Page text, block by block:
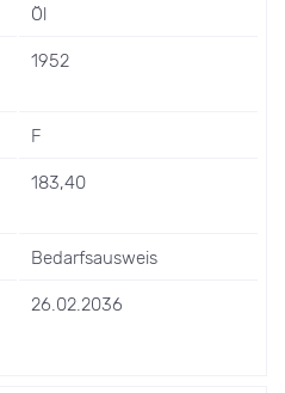
Öl
1952
F
183,40
Bedarfsausweis
26.02.2036